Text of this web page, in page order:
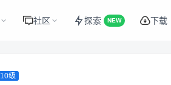
社区 探索 NEW 下载
10级